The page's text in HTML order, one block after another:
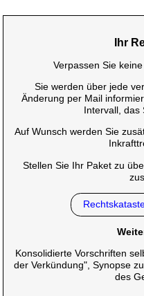
Ihr
Verpassen Sie
Sie werden über jede
Änderung per Mail
Intervall, das
Auf Wunsch werden Sie
Stellen Sie Ihr Paket zu
Konsolidierte Vorschriften
der Verkündung", Synopse
des